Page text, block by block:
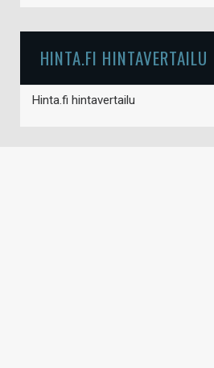
HINTA.FI HINTAVERTAILU
Hinta.fi hintavertailu